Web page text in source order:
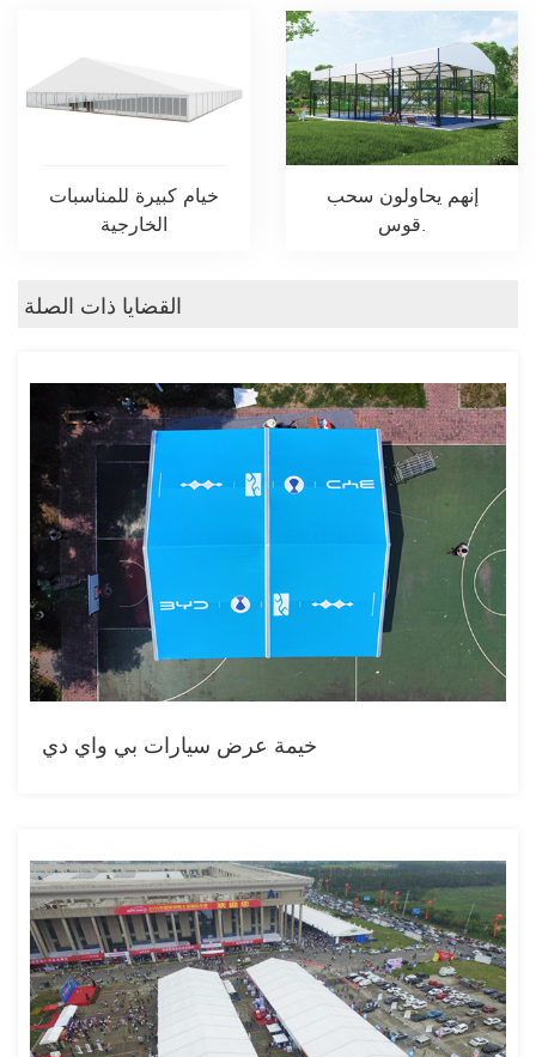
خيام كبيرة للمناسبات
الخارجية
إنهم يحاولون سحب
قوس.
القضايا ذات الصلة
خيمة عرض سيارات بي واي دي